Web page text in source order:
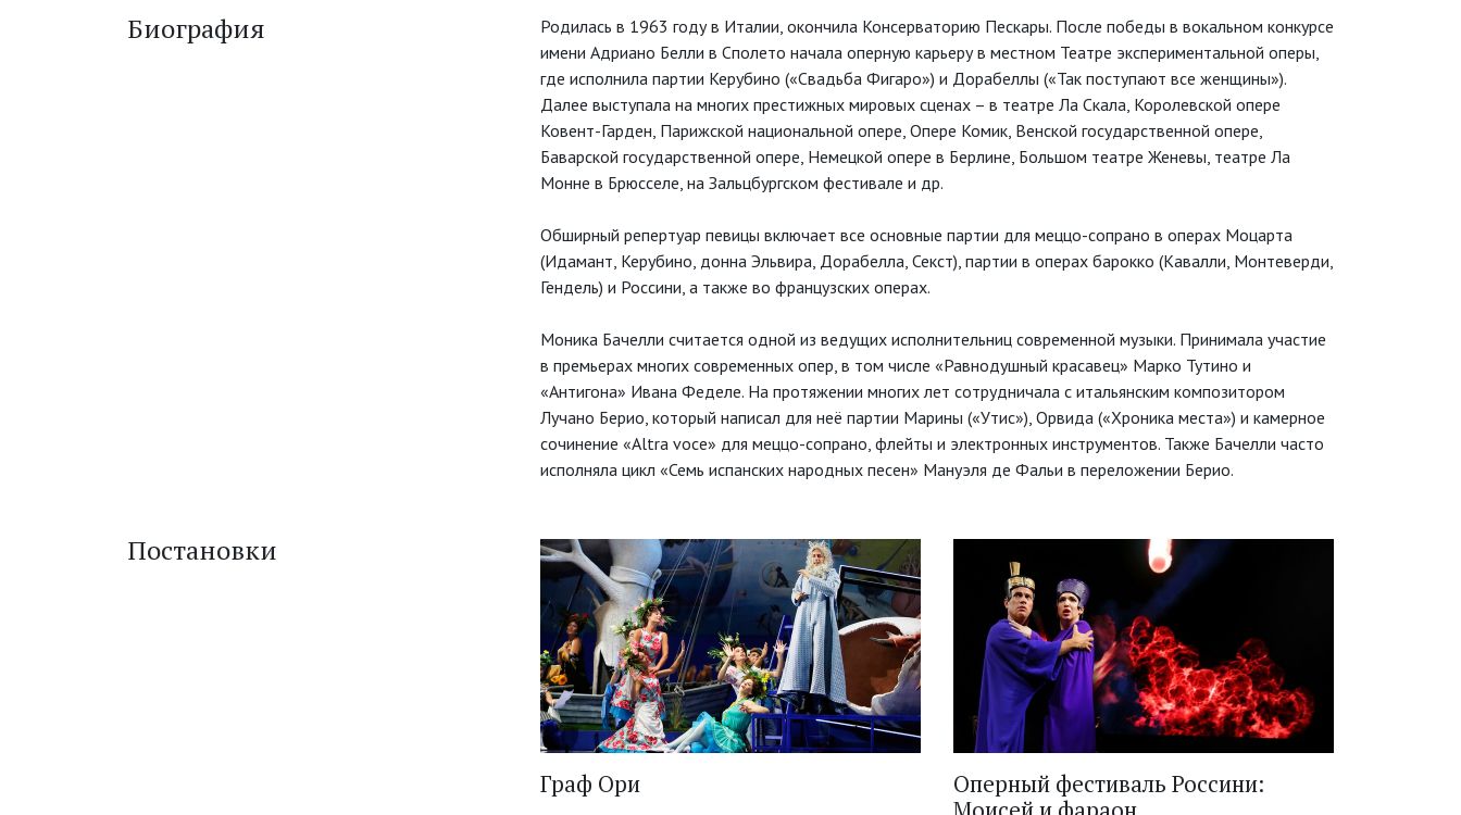
Биография
Родилась в 1963 году в Италии, окончила Консерваторию Пескары. После победы в вокальном конкурсе
имени Адриано Белли в Сполето начала оперную карьеру в местном Театре экспериментальной оперы,
где исполнила партии Керубино («Свадьба Фигаро») и Дорабеллы («Так поступают все женщины»).
Далее выступала на многих престижных мировых сценах – в театре Ла Скала, Королевской опере
Ковент-Гарден, Парижской национальной опере, Опере Комик, Венской государственной опере,
Баварской государственной опере, Немецкой опере в Берлине, Большом театре Женевы, театре Ла
Монне в Брюсселе, на Зальцбургском фестивале и др.
Обширный репертуар певицы включает все основные партии для меццо-сопрано в операх Моцарта
(Идамант, Керубино, донна Эльвира, Дорабелла, Секст), партии в операх барокко (Кавалли, Монтеверди,
Гендель) и Россини, а также во французских операх.
Моника Бачелли считается одной из ведущих исполнительниц современной музыки. Принимала участие
в премьерах многих современных опер, в том числе «Равнодушный красавец» Марко Тутино и
«Антигона» Ивана Феделе. На протяжении многих лет сотрудничала с итальянским композитором
Лучано Берио, который написал для неё партии Марины («Утис»), Орвида («Хроника места») и камерное
сочинение «Altra voce» для меццо-сопрано, флейты и электронных инструментов. Также Бачелли часто
исполняла цикл «Семь испанских народных песен» Мануэля де Фальи в переложении Берио.
Постановки
Граф Ори
Оперный фестиваль Россини: